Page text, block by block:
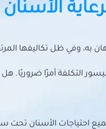
الأسنان
به، وفي ظل تكاليفها
التكلفة أمرًا
احتياجات الأسنان تحت